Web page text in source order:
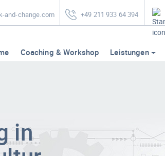
and-change.com +49 211 933 64 394
Coaching & Workshop Leistungen
in